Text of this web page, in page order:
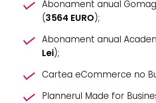
Abonament anual
(3564 EURO);
Abonament anual
Lei);
Cartea eCommerce no
Plannerul Made for